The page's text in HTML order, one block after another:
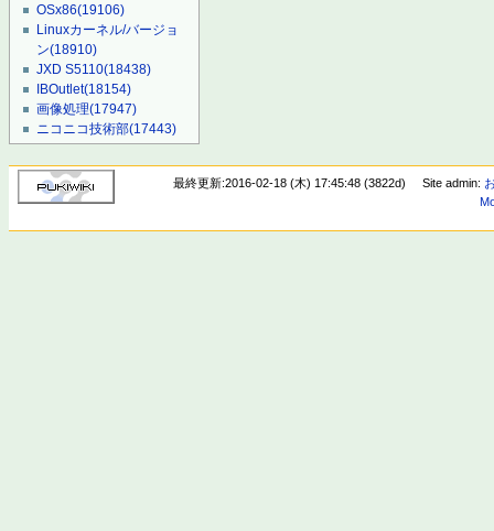
OSx86(19106)
Linuxカーネル/バージョ
ン(18910)
JXD S5110(18438)
IBOutlet(18154)
画像処理(17947)
ニコニコ技術部(17443)
最終更新:2016-02-18 (木) 17:45:48 (3822d) Site admin: